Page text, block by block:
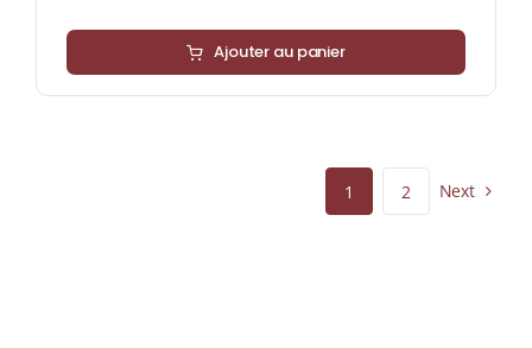
Ajouter au panier
1 2 Next